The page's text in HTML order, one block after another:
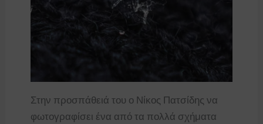
Στην προσπάθειά του ο Νίκος Πατσίδης να
φωτογραφίσει ένα από τα πολλά σχήματα